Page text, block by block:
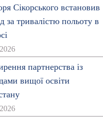
Сікорського встановив
за тривалістю польоту в
партнерства із
вищої освіти